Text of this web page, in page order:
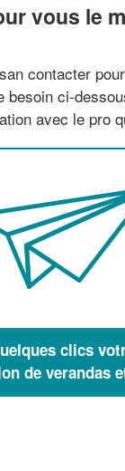
vous le
contacter
besoin ci-
avec le pro
clics
de verandas